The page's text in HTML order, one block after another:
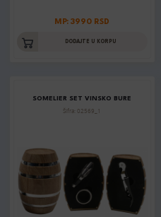
MP: 3990 RSD
DODAJTE U KORPU
SOMELIER SET VINSKO BURE
Šifra: 02569_1